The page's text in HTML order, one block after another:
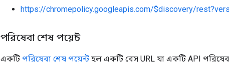
https://chromepolicy.googleapis.com/$discovery/
পরিষেবা শেষ পয়েন্ট
একটি পরিষেবা শেষ পয়েন্ট হল একটি বেস URL যা একটি API